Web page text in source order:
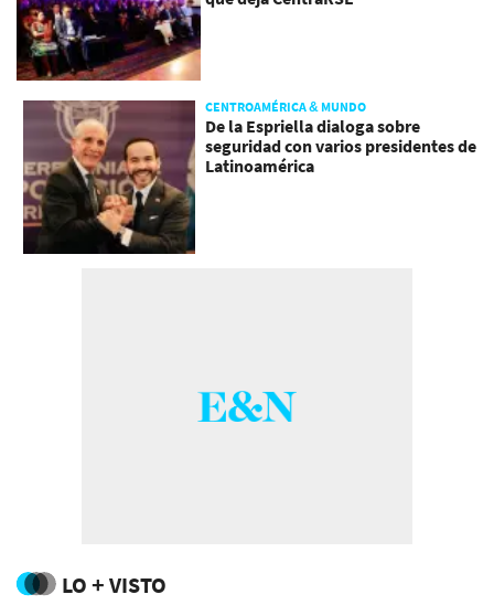
CENTROAMÉRICA & MUNDO
De la Espriella dialoga sobre
seguridad con varios presidentes de
Latinoamérica
LO + VISTO